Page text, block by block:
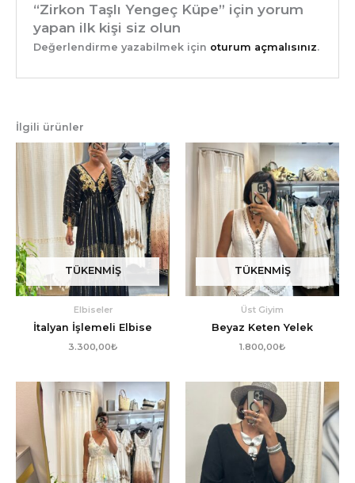
“Zirkon Taşlı Yengeç Küpe” için yorum
yapan ilk kişi siz olun
Değerlendirme yazabilmek için oturum açmalısınız.
İlgili ürünler
TÜKENMIŞ
Elbiseler
İtalyan İşlemeli Elbise
3.300,00₺
TÜKENMIŞ
Üst Giyim
Beyaz Keten Yelek
1.800,00₺